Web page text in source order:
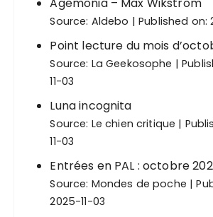
Source: Aldebo Published on:
Point lecture du mois
Source: La Geekosophe
11-03
Luna incognita
Source: Le chien critique
11-03
Entrées en PAL : octobre
Source: Mondes de poche
2025-11-03